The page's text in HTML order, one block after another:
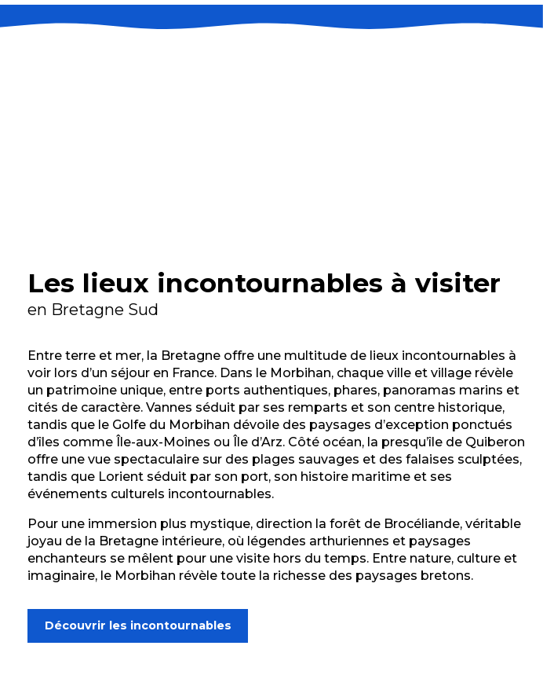
Les lieux incontournables à visiter
en Bretagne Sud
Entre terre et mer, la Bretagne offre une multitude de lieux incontournables à
voir lors d’un séjour en France. Dans le Morbihan, chaque ville et village révèle
un patrimoine unique, entre ports authentiques, phares, panoramas marins et
cités de caractère. Vannes séduit par ses remparts et son centre historique,
tandis que le Golfe du Morbihan dévoile des paysages d’exception ponctués
d’îles comme Île-aux-Moines ou Île d’Arz. Côté océan, la presqu’île de Quiberon
offre une vue spectaculaire sur des plages sauvages et des falaises sculptées,
tandis que Lorient séduit par son port, son histoire maritime et ses
événements culturels incontournables.
Pour une immersion plus mystique, direction la forêt de Brocéliande, véritable
joyau de la Bretagne intérieure, où légendes arthuriennes et paysages
enchanteurs se mêlent pour une visite hors du temps. Entre nature, culture et
imaginaire, le Morbihan révèle toute la richesse des paysages bretons.
Découvrir les incontournables